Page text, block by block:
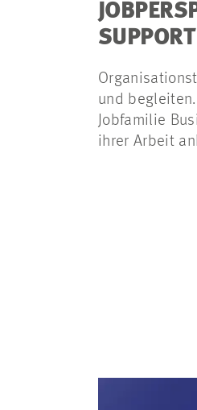
SUPPORT
und
Jobfamilie
ihrer Arbeit